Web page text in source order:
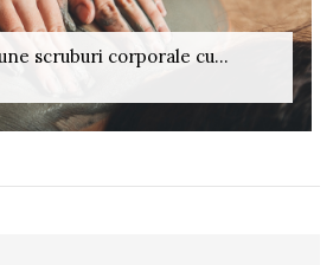
scruburi corporale cu...